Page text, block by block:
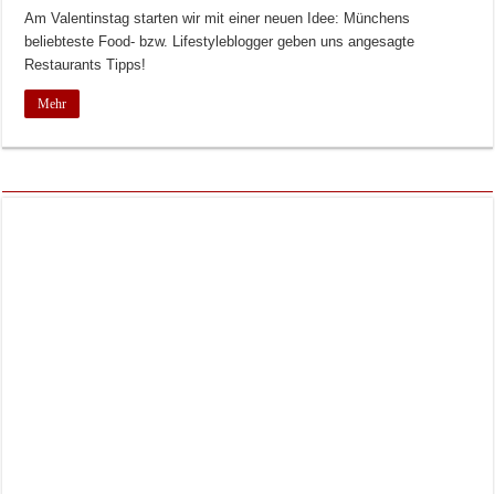
Am Valentinstag starten wir mit einer neuen Idee: Münchens
beliebteste Food- bzw. Lifestyleblogger geben uns angesagte
Restaurants Tipps!
Mehr